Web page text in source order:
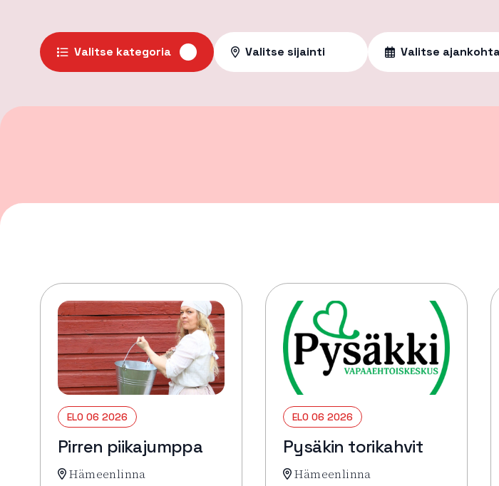
Valitse kategoria Valitse sijainti Valitse
ELO 06 2026
Pirren piikajumppa
Hämeenlinna
ELO 06 2026
Pysäkin torikahvit
Hämeenlinna